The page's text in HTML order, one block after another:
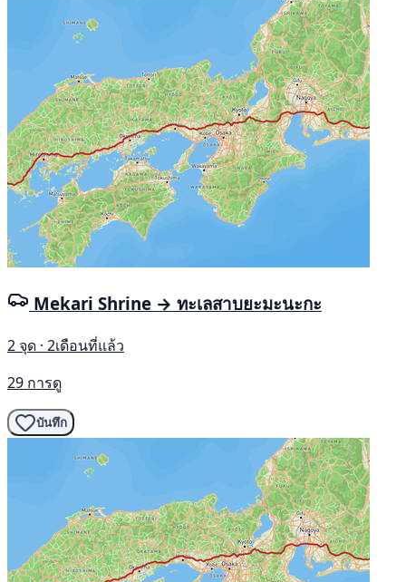
Mekari Shrine → ทะเลสาบยะมะนะกะ
2 จุด · 2เดือนที่แล้ว
29 การดู
บันทึก